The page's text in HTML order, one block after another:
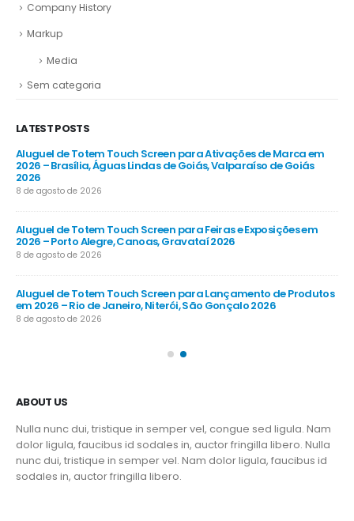
Company History
Markup
Media
Sem categoria
LATEST POSTS
Aluguel de Totem Touch Screen para Ativações de Marca em
2026 – Brasília, Águas Lindas de Goiás, Valparaíso de Goiás
2026
8 de agosto de 2026
Aluguel de Totem Touch Screen para Feiras e Exposições em
2026 – Porto Alegre, Canoas, Gravataí 2026
8 de agosto de 2026
Aluguel de Totem Touch Screen para Lançamento de Produtos
em 2026 – Rio de Janeiro, Niterói, São Gonçalo 2026
8 de agosto de 2026
ABOUT US
Nulla nunc dui, tristique in semper vel, congue sed ligula. Nam
dolor ligula, faucibus id sodales in, auctor fringilla libero. Nulla
nunc dui, tristique in semper vel. Nam dolor ligula, faucibus id
sodales in, auctor fringilla libero.